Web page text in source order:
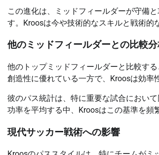
この進化は、ミッドフィールダーが守備
す。Kroosは今や技術的なスキルと戦術的
他のミッドフィールダーとの比較
他のトップミッドフィールダーと比較す
創造性に優れている一方で、Kroosは効率
彼のパス統計は、特に重要な試合におい
功率を平均する中、Kroosはこの基準を頻
現代サッカー戦術への影響